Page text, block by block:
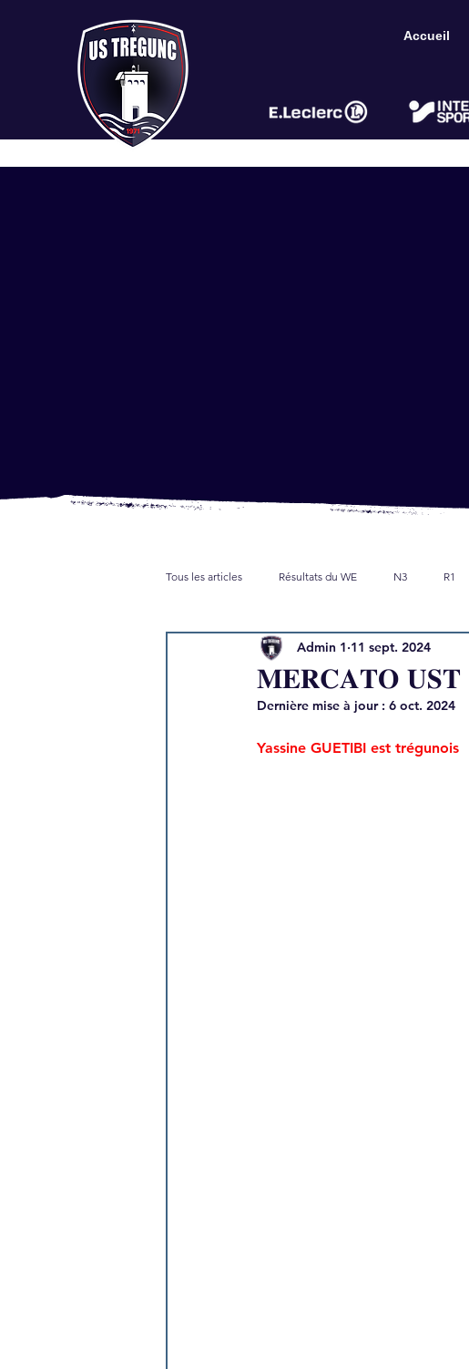
Accueil
Tous les articles Résultats du WE N3 R1
Partenaires Presse
𝐌𝐄𝐑𝐂𝐀𝐓𝐎 𝐔𝐒𝐓 -
Admin 1 11 sept. 2024
Dernière mise à jour : 6 oct. 2024
Yassine GUETIBI est trégunois